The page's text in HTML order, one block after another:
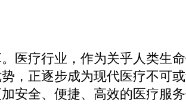
医疗行业，作为关乎人类生
，正逐步成为现代医疗不可
安全、便捷、高效的医疗服务